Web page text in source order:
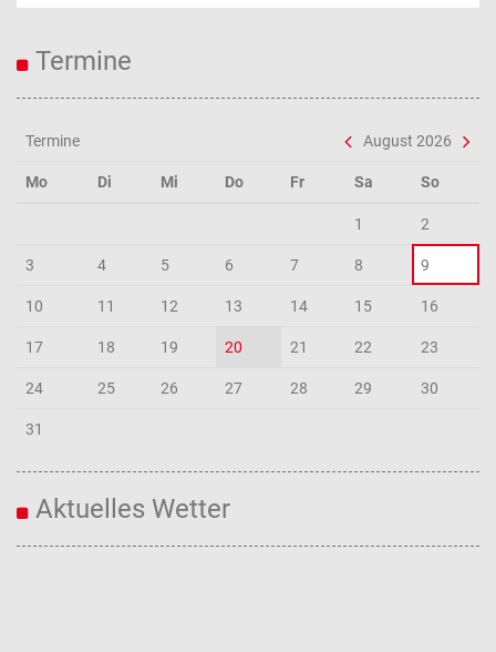
Termine
Termine August 2026
Mo Di Mi Do Fr Sa So
1 2
3 4 5 6 7 8 9
10 11 12 13 14 15 16
17 18 19 20 21 22 23
24 25 26 27 28 29 30
31
Aktuelles Wetter